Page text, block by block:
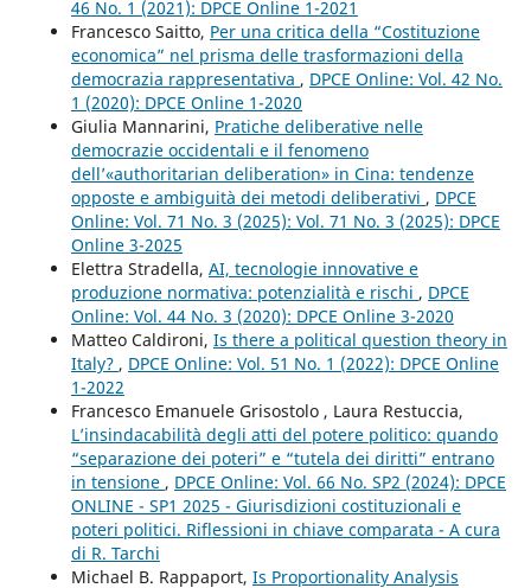
46 No. 1 (2021): DPCE Online 1-2021
Francesco Saitto, Per una critica della “Costituzione
economica” nel prisma delle trasformazioni della
democrazia rappresentativa , DPCE Online: Vol. 42 No.
1 (2020): DPCE Online 1-2020
Giulia Mannarini, Pratiche deliberative nelle
democrazie occidentali e il fenomeno
dell’«authoritarian deliberation» in Cina: tendenze
opposte e ambiguità dei metodi deliberativi , DPCE
Online: Vol. 71 No. 3 (2025): Vol. 71 No. 3 (2025): DPCE
Online 3-2025
Elettra Stradella, AI, tecnologie innovative e
produzione normativa: potenzialità e rischi , DPCE
Online: Vol. 44 No. 3 (2020): DPCE Online 3-2020
Matteo Caldironi, Is there a political question theory in
Italy? , DPCE Online: Vol. 51 No. 1 (2022): DPCE Online
1-2022
Francesco Emanuele Grisostolo , Laura Restuccia,
L’insindacabilità degli atti del potere politico: quando
“separazione dei poteri” e “tutela dei diritti” entrano
in tensione , DPCE Online: Vol. 66 No. SP2 (2024): DPCE
ONLINE - SP1 2025 - Giurisdizioni costituzionali e
poteri politici. Riflessioni in chiave comparata - A cura
di R. Tarchi
Michael B. Rappaport, Is Proportionality Analysis